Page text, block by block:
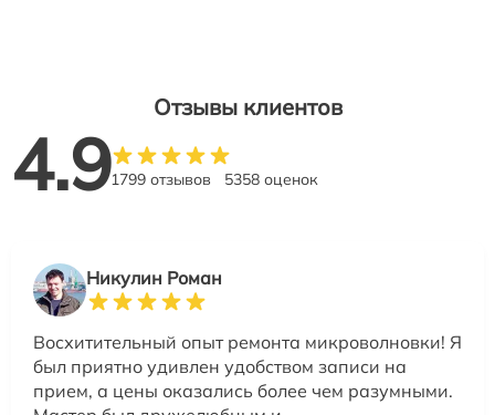
Отзывы клиентов
4.91799 отзывов 5358 оценок
Никулин Роман
Восхитительный опыт ремонта микроволновки! Я
был приятно удивлен удобством записи на
прием, а цены оказались более чем разумными.